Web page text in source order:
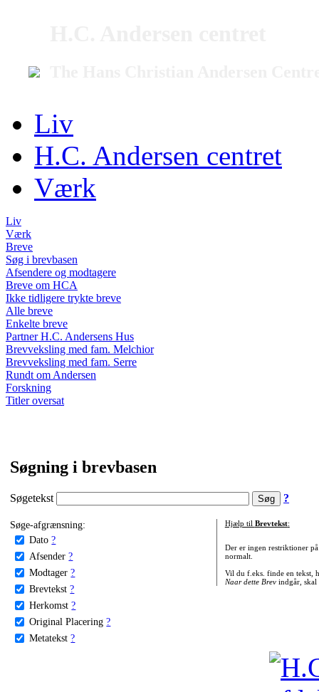
Liv
H.C. Andersen centret
Værk
Liv
Værk
Breve
Søg i brevbasen
Afsendere og modtagere
Breve om HCA
Ikke tidligere trykte breve
Alle breve
Enkelte breve
Partner H.C. Andersens Hus
Brevveksling med fam. Melchior
Brevveksling med fam. Serre
Rundt om Andersen
Forskning
Titler oversat
Søgning i brevbasen
Søgetekst ?
Søge-afgrænsning:
Dato ?
Afsender ?
Modtager ?
Brevtekst ?
Herkomst ?
Original Placering ?
Metatekst ?
Hjælp til Brevtekst:
Der er ingen restriktioner
normalt.
Vil du f.eks. finde en tekst,
Naar dette Brevindgår, skal